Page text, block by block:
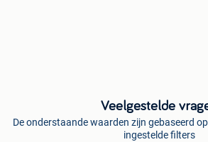
Veelgestelde
De onderstaande waarden zijn gebaseerd
ingestelde filters